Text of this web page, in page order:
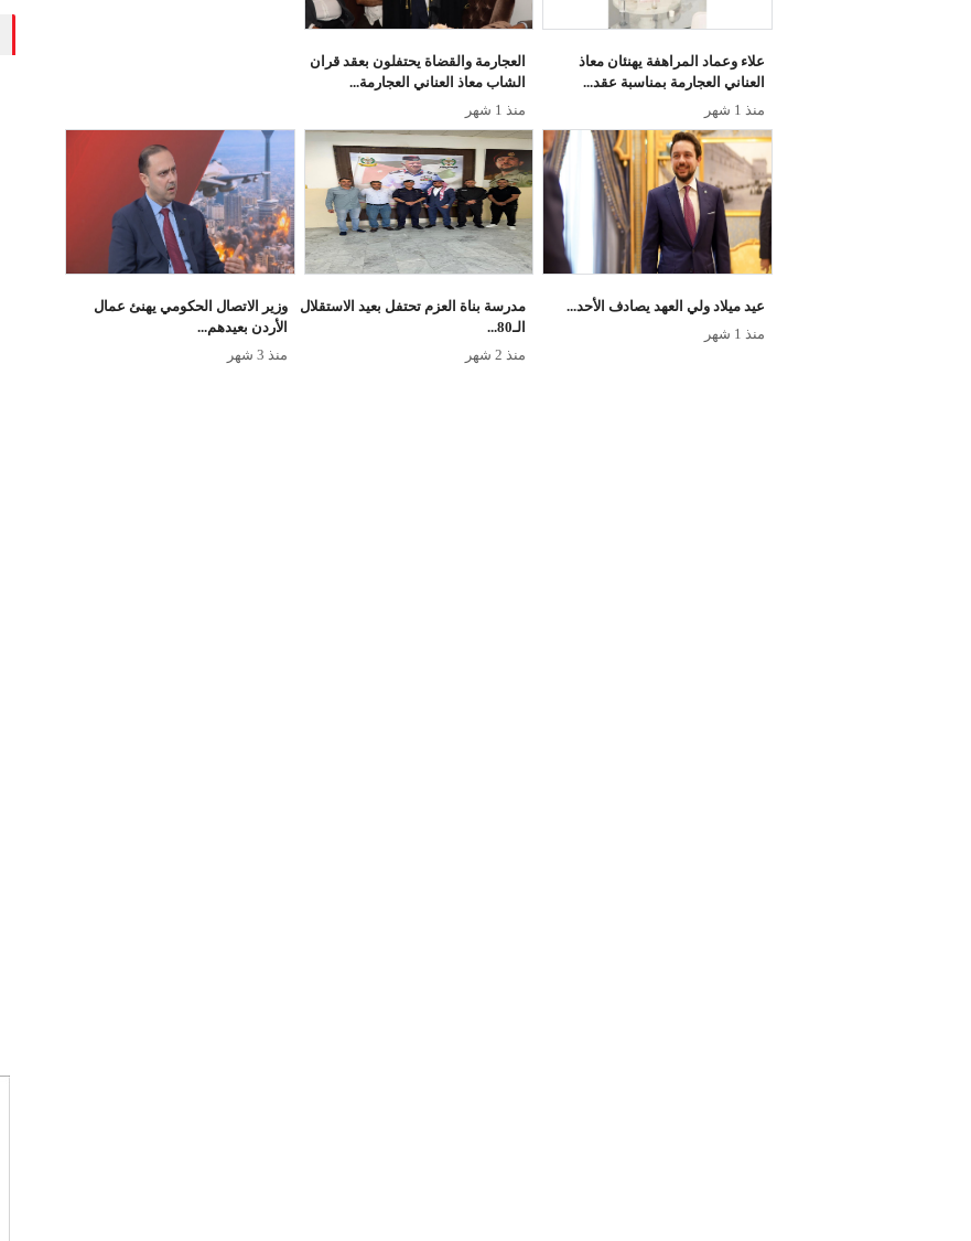
علاء وعماد المراهفة يهنئان معاذ
العناني العجارمة بمناسبة عقد...
منذ 1 شهر
العجارمة والقضاة يحتفلون بعقد قران
الشاب معاذ العناني العجارمة...
منذ 1 شهر
عيد ميلاد ولي العهد يصادف الأحد...
منذ 1 شهر
مدرسة بناة العزم تحتفل بعيد الاستقلال
الـ80...
منذ 2 شهر
وزير الاتصال الحكومي يهنئ عمال
الأردن بعيدهم...
منذ 3 شهر